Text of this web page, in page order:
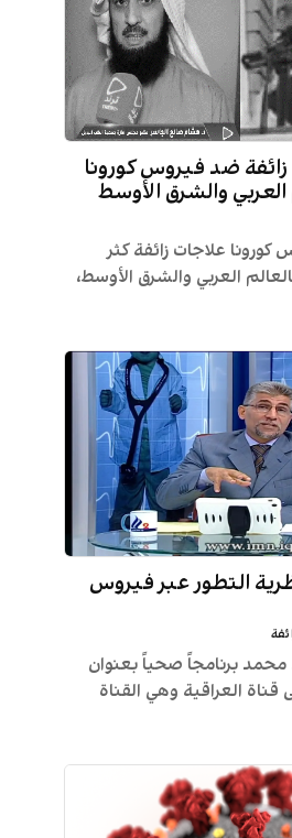
ضد فيروس كورونا
والشرق الأوسط
علاجات زائفة كثر
العربي والشرق الأوسط،
التطور عبر فيروس
برنامجاً صحياً بعنوان
العراقية وهي القناة